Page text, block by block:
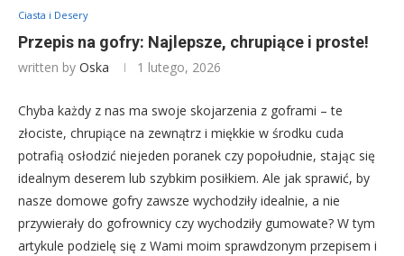
Ciasta i Desery
Przepis na gofry: Najlepsze, chrupiące i proste!
written by Oska 1 lutego, 2026
Chyba każdy z nas ma swoje skojarzenia z goframi – te
złociste, chrupiące na zewnątrz i miękkie w środku cuda
potrafią osłodzić niejeden poranek czy popołudnie, stając się
idealnym deserem lub szybkim posiłkiem. Ale jak sprawić, by
nasze domowe gofry zawsze wychodziły idealnie, a nie
przywierały do gofrownicy czy wychodziły gumowate? W tym
artykule podzielę się z Wami moim sprawdzonym przepisem i